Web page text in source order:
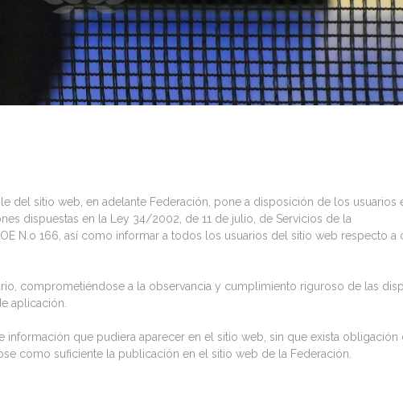
del sitio web, en adelante Federación, pone a disposición de los usuarios
dispuestas en la Ley 34/2002, de 11 de julio, de Servicios de la
N.o 166, así como informar a todos los usuarios del sitio web respecto a
comprometiéndose a la observancia y cumplimiento riguroso de las
aplicación.
información que pudiera aparecer en el sitio web, sin que exista
como suficiente la publicación en el sitio web de la Federación.